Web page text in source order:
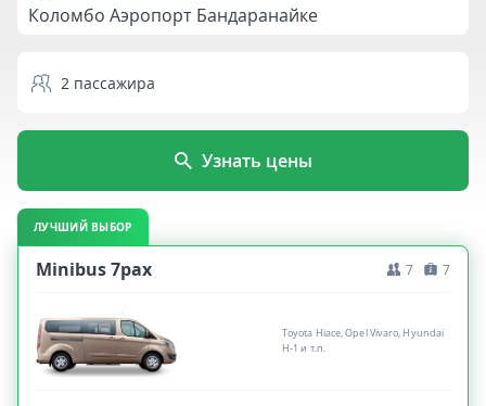
2 пассажира
Узнать цены
ЛУЧШИЙ ВЫБОР
Minibus 7pax 7 7
Toyota Hiace, Opel Vivaro, Hyundai
H-1 и т.п.